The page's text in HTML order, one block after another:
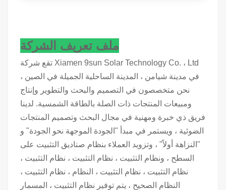
ملف تعريف الشركة
تقع شركة Xiamen 9sun Solar Technology Co. ، Ltd
في مدينة شيامن ، المدينة الساحلية الجميلة في الصين ،
نحن متخصصون في التصميم والبحث والتطوير وإنتاج
ومبيعات المنتجات ذات الصلة بالطاقة الشمسية. لدينا
فريق ذي خبرة ومهنية في مجال البحث وتصميم المنتجات
الضوئية ، ويستمر في مبدأ "الجودة الموجهة نحو الجودة" و
"النزاهة أولاً" ، وتزويد العملاء بنظام صناديق التثبيت على
السطح ، ونظام التثبيت ، نظام التثبيت ، نظام التثبيت ،
نظام التثبيت ، نظام التثبيت ، النظام ، نظام التثبيت ،
النظام الصحيح ، يتم توفير نظام التثبيت ، المسمار